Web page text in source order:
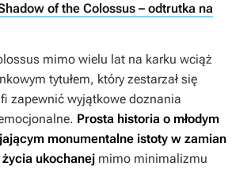
of the Colossus – odtrutka na
mimo wielu lat na karku wciąż
tytułem, który zestarzał się
zapewnić wyjątkowe doznania
Prosta historia o młodym
monumentalne istoty w zamian
ukochanej mimo minimalizmu